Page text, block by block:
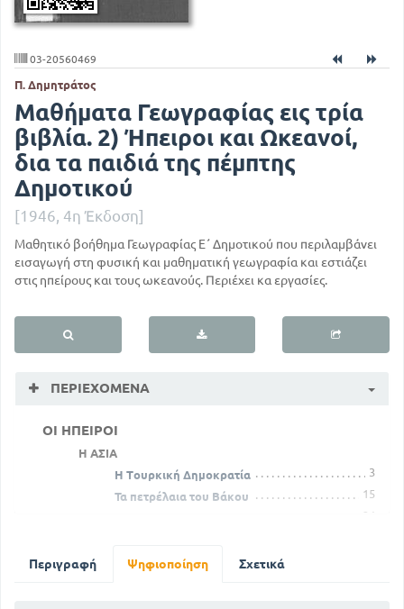
03-20560469
Π. Δημητράτος
Μαθήματα Γεωγραφίας εις τρία
βιβλία. 2) Ήπειροι και Ωκεανοί,
δια τα παιδιά της πέμπτης
Δημοτικού
[1946, 4η Έκδοση]
Μαθητικό βοήθημα Γεωγραφίας Ε΄ Δημοτικού που περιλαμβάνει
εισαγωγή στη φυσική και μαθηματική γεωγραφία και εστιάζει
στις ηπείρους και τους ωκεανούς. Περιέχει κα εργασίες.
ΠΕΡΙΕΧΌΜΕΝΑ
ΟΙ ΗΠΕΙΡΟΙ
Η ΑΣΙΑ
Η Τουρκική Δημοκρατία
3
Τα πετρέλαια του Βάκου
15
24
Η ΩΚΕΑΝΙΑ
Περιγραφή Ψηφιοποίηση Σχετικά